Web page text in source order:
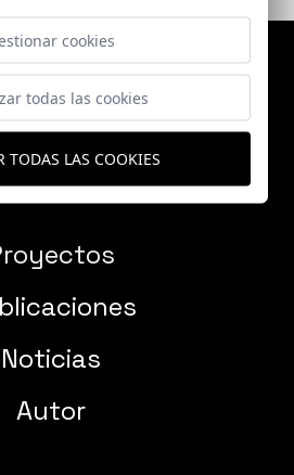
Noticias
Autor
cookies
todas las cookies
TODAS LAS COOKIES